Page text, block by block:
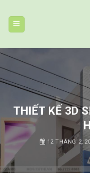
content
THIẾT KẾ 3D
12 THÁNG 2,